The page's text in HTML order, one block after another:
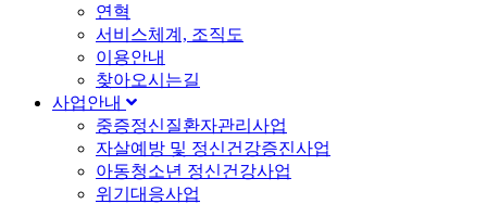
연혁
서비스체계, 조직도
이용안내
찾아오시는길
사업안내
중증정신질환자관리사업
자살예방 및 정신건강증진사업
아동청소년 정신건강사업
위기대응사업